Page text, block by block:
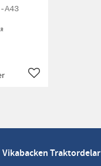
A43
Lägg till i favoriter
Vikabacken Traktordelar